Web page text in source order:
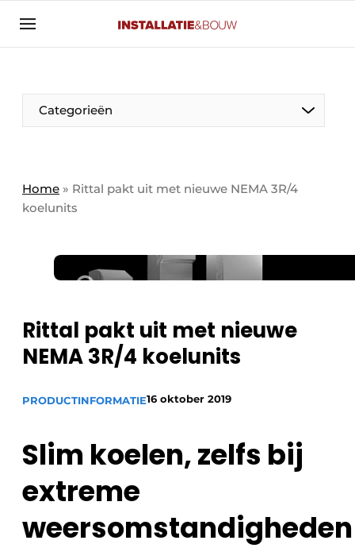
Aanmelden
Banner overzicht
BedrijvenAanmeldenBedankt voor de aanmelding
Contact
Evenement aanmelden
Meest gelezen
Podcasts
Privacy / Cookie statement
Vacatures
Categorieën
Panelgesprek
HVAC
Binnenklimaat
Brandbeveiliging
Ventilatie
Home » Rittal pakt uit met nieuwe NEMA 3R/4
koelunits
Rittal pakt uit met nieuwe
NEMA 3R/4 koelunits
PRODUCTINFORMATIE16 oktober 2019
Slim koelen, zelfs bij
extreme
weersomstandigheden